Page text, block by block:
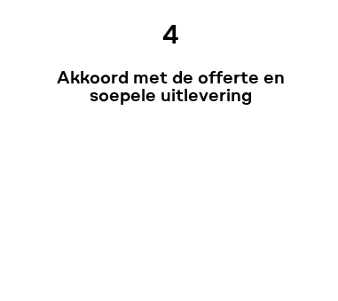
4
Akkoord met de offerte en
soepele uitlevering